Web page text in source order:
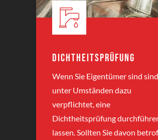
Dichtheitsprüfung
Wenn Sie Eigentümer sind
unter Umständen dazu
verpflichtet, eine
Dichtheitsprüfung
lassen. Sollten Sie davon